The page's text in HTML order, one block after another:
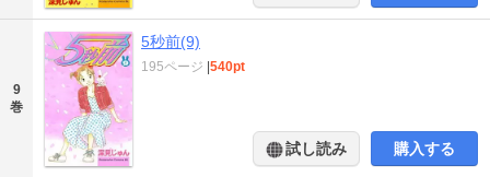
9
巻
5秒前(9)
195ページ 540pt
試し読み 購入する